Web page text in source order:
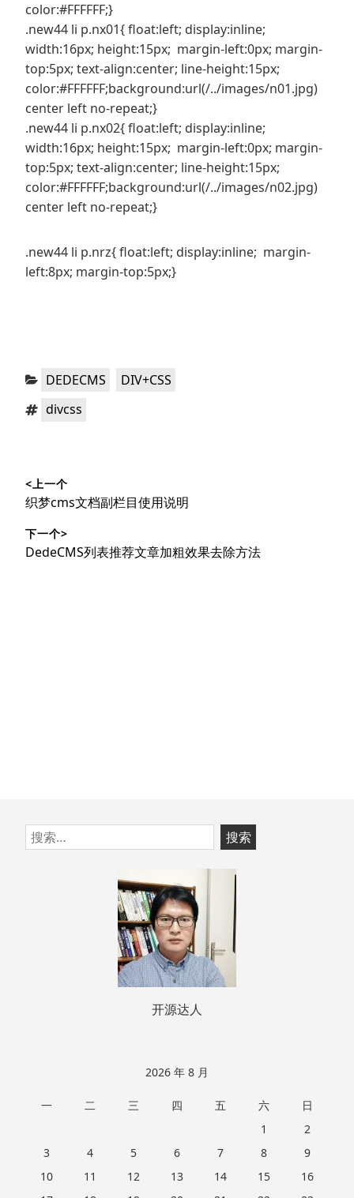
color:#FFFFFF;}
.new44 li p.nx01{ float:left; display:inline;
width:16px; height:15px; margin-left:0px; margin-
top:5px; text-align:center; line-height:15px;
color:#FFFFFF;background:url(/../images/n01.jpg)
center left no-repeat;}
.new44 li p.nx02{ float:left; display:inline;
width:16px; height:15px; margin-left:0px; margin-
top:5px; text-align:center; line-height:15px;
color:#FFFFFF;background:url(/../images/n02.jpg)
center left no-repeat;}
.new44 li p.nrz{ float:left; display:inline; margin-
left:8px; margin-top:5px;}
分
DEDECMS ，DIV+CSS
标 divcss
章
导
航
<上一个
上
文
章：
织梦cms文档副栏目使用说明
下一个>
下
DedeCMS列表推荐文章加粗效果去除方法
跳
至
搜
索：
开源达人
2026 年 8 月
一 二 三 四 五 六
日
1
2
3
4 5 6 7 8
9
10
11 12 13 14 15
16